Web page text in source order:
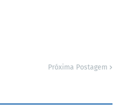
Próxima Postagem